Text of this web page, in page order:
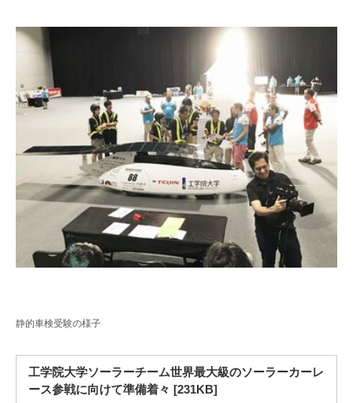
一般・企業の方
Pick Up
1. Action！x 工学院大学
2. 工学院大学ヒストリー
3. #KUTE VOICE エンジニアリーダーたちの声
静的車検受験の様子
工学院大学ソーラーチーム世界最大級のソーラーカーレ
ース参戦に向けて準備着々 [231KB]